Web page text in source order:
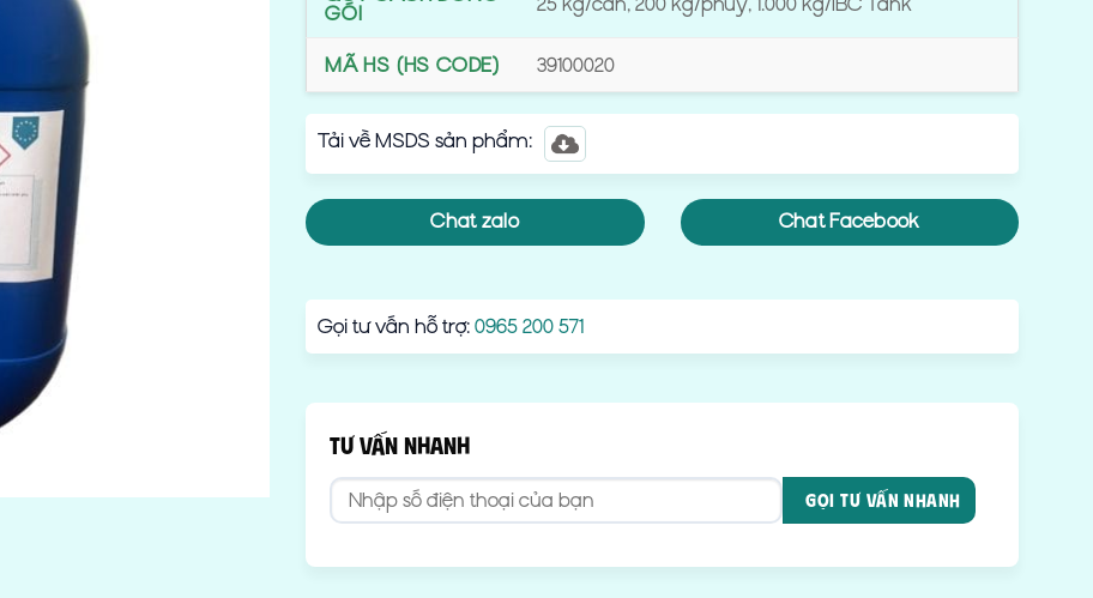
GÓI
MÃ HS (HS CODE) 39100020
Tải về MSDS sản phẩm:
Chat zalo Chat Facebook
Gọi tư vấn hỗ trợ: 0965 200 571
TƯ VẤN NHANH